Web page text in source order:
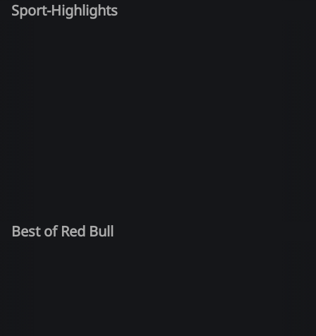
Sport-Highlights
Best of Red Bull